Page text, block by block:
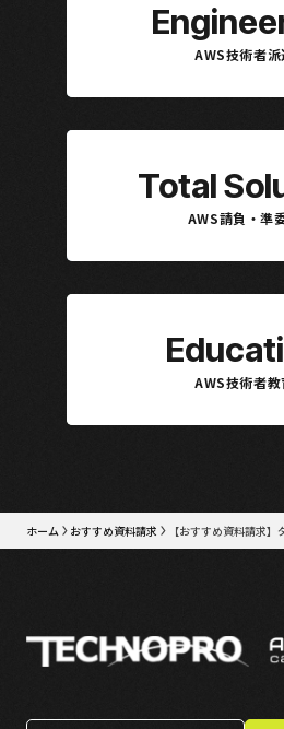
AWS技術者派
Total
AWS請負・準
AWS技術者教
ホーム おすすめ資料請求 【おすすめ資料請求】